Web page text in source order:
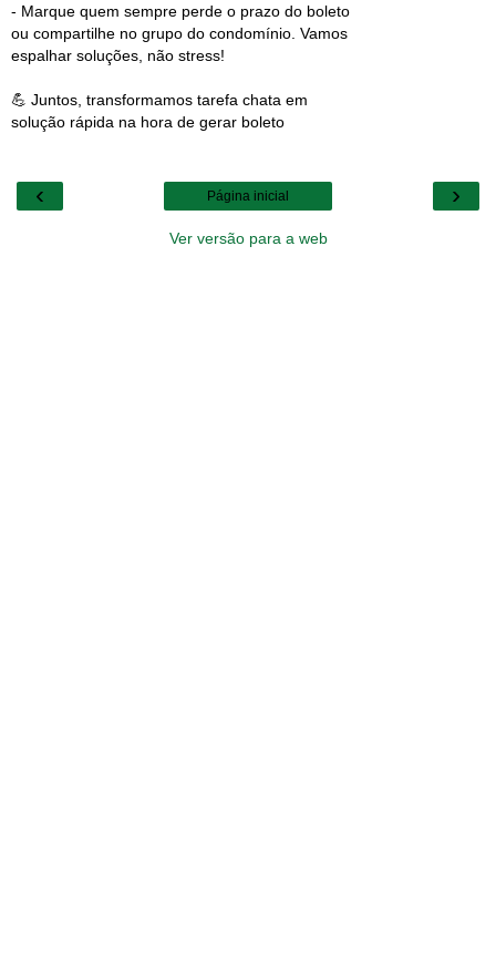
- Marque quem sempre perde o prazo do boleto
ou compartilhe no grupo do condomínio. Vamos
espalhar soluções, não stress!
💪 Juntos, transformamos tarefa chata em
solução rápida na hora de gerar boleto
‹ ›
Página inicial
Ver versão para a web